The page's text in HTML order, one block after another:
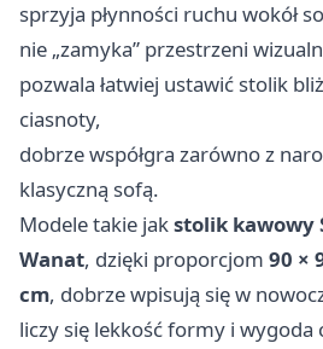
sprzyja płynności ruchu wokół
nie „zamyka” przestrzeni
pozwala łatwiej ustawić stolik
ciasnoty,
dobrze współgra zarówno z
klasyczną sofą.
Modele takie jakstolik kawowy
Wanat, dzięki proporcjom 90 ×
cm, dobrze wpisują się w
liczy się lekkość formy i wygoda